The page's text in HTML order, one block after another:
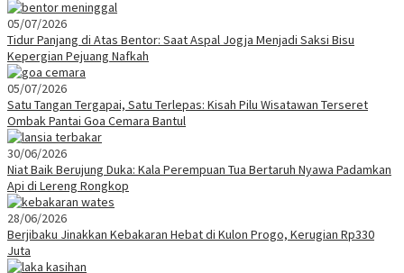
05/07/2026
Tidur Panjang di Atas Bentor: Saat Aspal Jogja Menjadi Saksi Bisu
Kepergian Pejuang Nafkah
05/07/2026
Satu Tangan Tergapai, Satu Terlepas: Kisah Pilu Wisatawan Terseret
Ombak Pantai Goa Cemara Bantul
30/06/2026
Niat Baik Berujung Duka: Kala Perempuan Tua Bertaruh Nyawa Padamkan
Api di Lereng Rongkop
28/06/2026
Berjibaku Jinakkan Kebakaran Hebat di Kulon Progo, Kerugian Rp330
Juta